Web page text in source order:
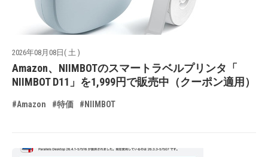
2026年08月08日( 土 )
Amazon、NIIMBOTのスマートラベルプリンタ「
NIIMBOT D11」を1,999円で販売中（クーポン適用）
#Amazon #特価 #NIIMBOT